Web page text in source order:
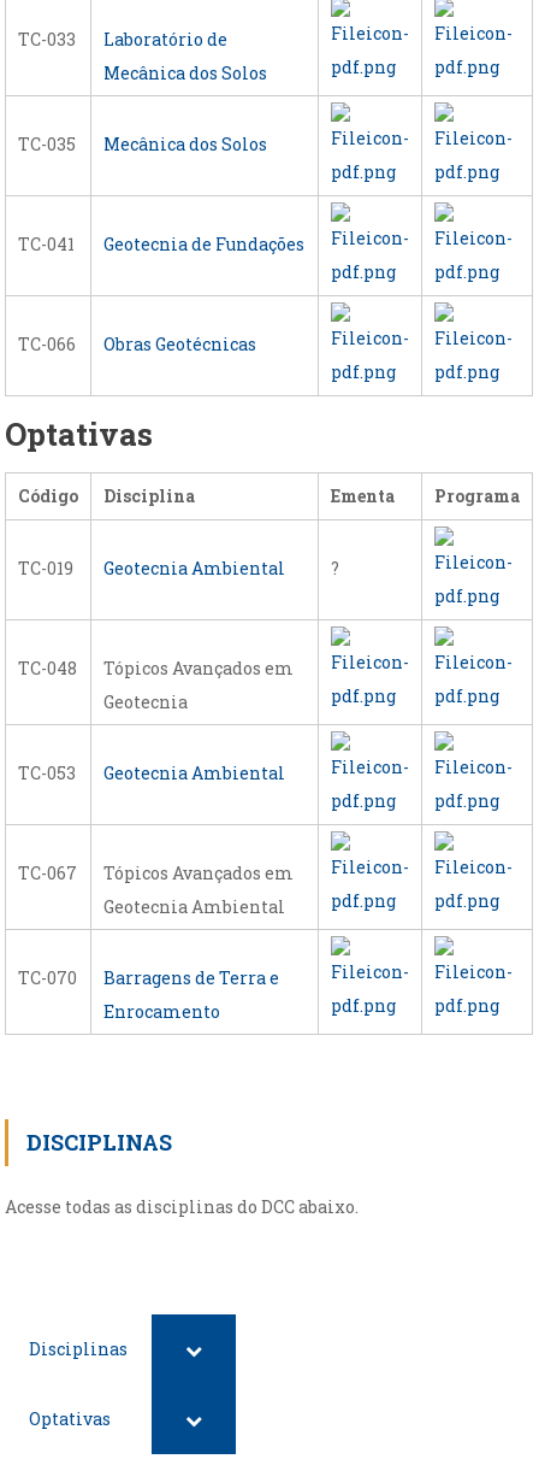
TC-033
Laboratório de
Mecânica dos Solos
TC-035 Mecânica dos Solos
TC-041 Geotecnia de Fundações
TC-066 Obras Geotécnicas
Optativas
Código Disciplina Ementa Programa
TC-019 Geotecnia Ambiental ?
TC-048
Tópicos Avançados em
Geotecnia
TC-053 Geotecnia Ambiental
TC-067
Tópicos Avançados em
Geotecnia Ambiental
TC-070
Barragens de Terra e
Enrocamento
DISCIPLINAS
Acesse todas as disciplinas do DCC abaixo.
Disciplinas
Optativas